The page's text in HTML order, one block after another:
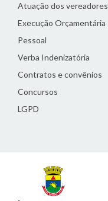
Atuação dos vereadores
Execução Orçamentária
Pessoal
Verba Indenizatória
Contratos e convênios
Concursos
LGPD